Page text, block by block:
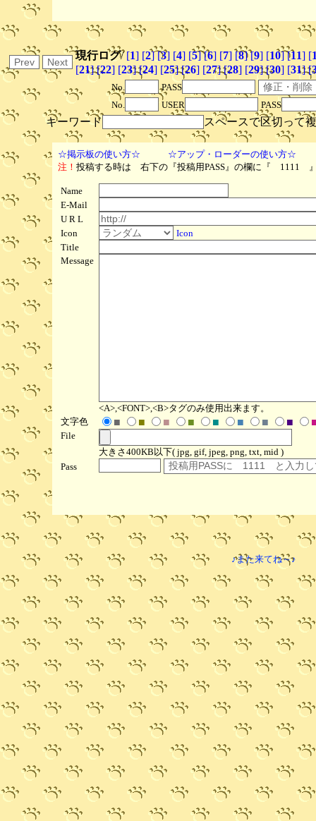
現行ログ/[1] [2] [3] [4] [5] [6] [7] [8] [9] [10] [11] [
[21] [22] [23] [24] [25] [26] [27] [28] [29] [30] [31] [
No.
PASS
No.
USER PASS
キーワード スペースで区切って
☆掲示板の使い方☆
☆アップ・ローダーの使い方☆
注！ 投稿する時は 右下の『投稿用PASS』の欄に『 1111
Name
E-Mail
U R L
Icon
Icon
Title
Message
<A>,<FONT>,<B>タグのみ使用出来ます。
文字色
■ ■ ■ ■ ■ ■ ■ ■
File
大きさ400KB以下( jpg, gif, jpeg, png, txt, mid )
Pass
♪また来てね～♪